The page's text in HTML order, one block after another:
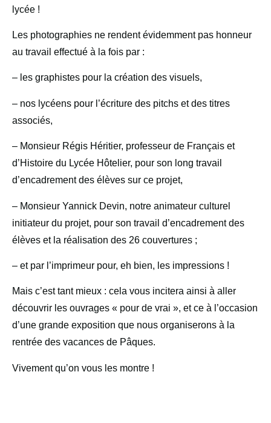
lycée !
Les photographies ne rendent évidemment pas honneur
au travail effectué à la fois par :
– les graphistes pour la création des visuels,
– nos lycéens pour l’écriture des pitchs et des titres
associés,
– Monsieur Régis Héritier, professeur de Français et
d’Histoire du Lycée Hôtelier, pour son long travail
d’encadrement des élèves sur ce projet,
– Monsieur Yannick Devin, notre animateur culturel
initiateur du projet, pour son travail d’encadrement des
élèves et la réalisation des 26 couvertures ;
– et par l’imprimeur pour, eh bien, les impressions !
Mais c’est tant mieux : cela vous incitera ainsi à aller
découvrir les ouvrages « pour de vrai », et ce à l’occasion
d’une grande exposition que nous organiserons à la
rentrée des vacances de Pâques.
Vivement qu’on vous les montre !